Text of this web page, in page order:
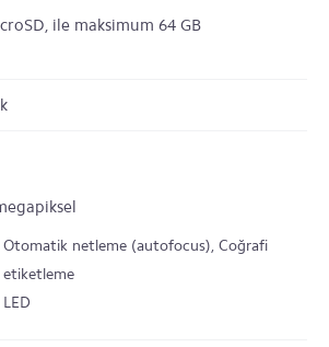
ile maksimum 64 GB
Otomatik netleme (autofocus), Coğrafi
etiketleme
LED